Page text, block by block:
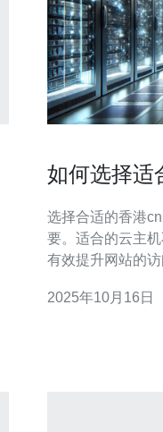
如何选择适
选择合适的香港
要。适合的云主
有效提升网站的
面。 香港的cn2云
2025年10月16日